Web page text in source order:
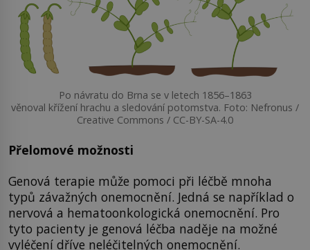
Po návratu do Brna se v letech 1856–1863
věnoval křížení hrachu a sledování potomstva. Foto: Nefronus /
Creative Commons / CC-BY-SA-4.0
Přelomové možnosti
Genová terapie může pomoci při léčbě mnoha
typů závažných onemocnění. Jedná se například o
nervová a hematoonkologická onemocnění. Pro
tyto pacienty je genová léčba naděje na možné
vyléčení dříve neléčitelných onemocnění.